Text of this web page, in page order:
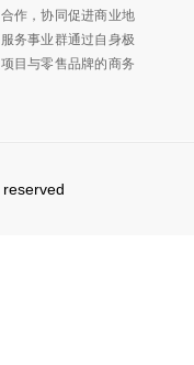
作，协同促进商业地
务事业群通过自身极
目与零售品牌的商务